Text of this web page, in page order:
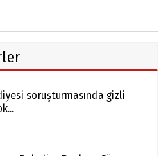
soruşturmasında gizli